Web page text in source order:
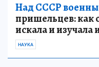
Над СССР
пришельцев: как
искала и
НАУКА